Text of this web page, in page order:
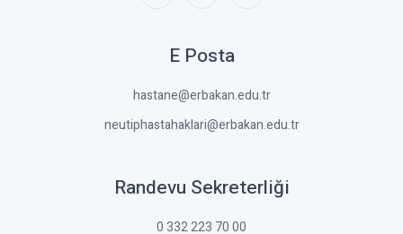
E Posta
hastane@erbakan.edu.tr
neutiphastahaklari@erbakan.edu.tr
Randevu Sekreterliği
0 332 223 70 00